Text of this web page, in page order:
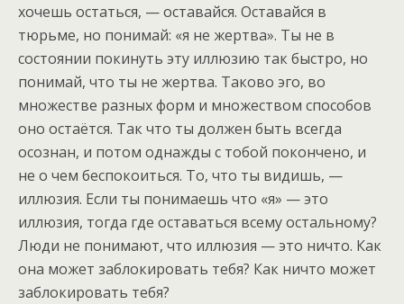
хочешь остаться, — оставайся. Оставайся в
тюрьме, но понимай: «я не жертва». Ты не в
состоянии покинуть эту иллюзию так быстро, но
понимай, что ты не жертва. Таково эго, во
множестве разных форм и множеством способов
оно остаётся. Так что ты должен быть всегда
осознан, и потом однажды с тобой покончено, и
не о чем беспокоиться. То, что ты видишь, —
иллюзия. Если ты понимаешь что «я» — это
иллюзия, тогда где оставаться всему остальному?
Люди не понимают, что иллюзия — это ничто. Как
она может заблокировать тебя? Как ничто может
заблокировать тебя?